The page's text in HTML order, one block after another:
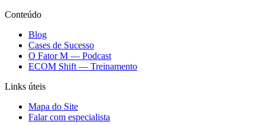
Conteúdo
Blog
Cases de Sucesso
O Fator M — Podcast
ECOM Shift — Treinamento
Links úteis
Mapa do Site
Falar com especialista